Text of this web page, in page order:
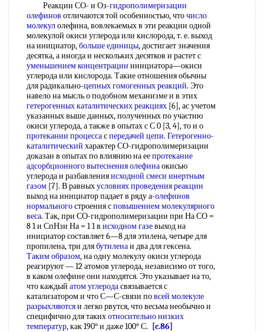
Реакции СО- и Оз-гидрополимеризации
олефинов отличаются той особенностью, чточисло
молекулолефина, вовлекаемых в эти реакции одной
молекулой окиси углерода или кислорода, т. е. выход
на инициатор,больше единицы, достигает значения
десятка, а иногда и нескольких десятков и растет с
уменьшением концентрации инициатора—окиси
углерода или кислорода. Такие отношения обычны
для радикально-цепных гомогенных реакций. Это
навело на мысль о подобном механизме и в этих
гетерогенных каталитических реакциях [6], ас учетом
указанных выше данных, полученных по участию
окиси углерода, а также в опытах с С 0 [3, 4], то и о
протекании процессаспередачей цепи. Гетерогенно-
каталитический характер СО-гидрополимеризации
доказан в опытах по влиянию на еепротекание
адсорбционноговытеснения олефинаокисью
углерода и разбавленияисходной смеси инертным
газом [7]. В равныхусловиях проведения реакции
выход на инициатор падает в ряду а-олефинов
нормальногостроения сповышением молекулярного
веса. Так, при СО-гидрополимеризации при На СО =
8 1 и СпНзи На = 1 1 в исходном газевыход на
инициатор составляет 6—8 для этилена, четыре для
пропилена, три длябутиленаи два для гексена.
Таким образом, на одну молекулу окиси углерода
реагируют — 12 атомов углерода, независимо от того,
в каком олефине они находятся. Это указывает на то,
что каждый атом углеродасвязывается с
катализатором и что С—С-связи повсей молекуле
разрыхляютсяи легко рвутся, что весьма необычно и
специфично для такихотносительно низких
температур, как 190° и даже 100° С.
[c.86]